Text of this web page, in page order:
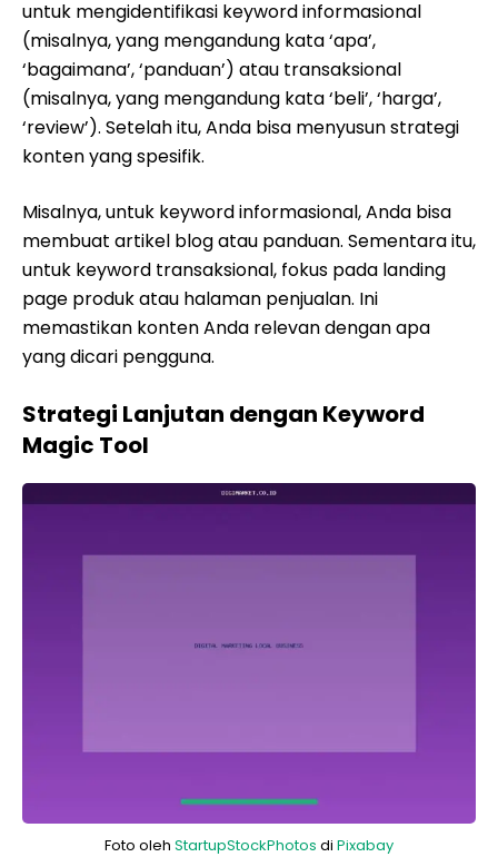
untuk mengidentifikasi keyword informasional
(misalnya, yang mengandung kata ‘apa’,
‘bagaimana’, ‘panduan’) atau transaksional
(misalnya, yang mengandung kata ‘beli’, ‘harga’,
‘review’). Setelah itu, Anda bisa menyusun strategi
konten yang spesifik.
Misalnya, untuk keyword informasional, Anda bisa
membuat artikel blog atau panduan. Sementara itu,
untuk keyword transaksional, fokus pada landing
page produk atau halaman penjualan. Ini
memastikan konten Anda relevan dengan apa
yang dicari pengguna.
Strategi Lanjutan dengan Keyword
Magic Tool
Foto oleh StartupStockPhotos di Pixabay